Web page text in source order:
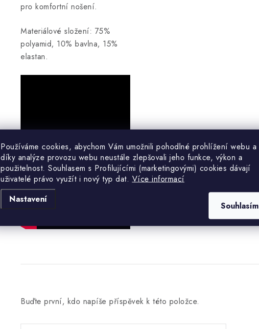
Používáme cookies, abychom Vám umožnili pohodlné prohlížení webu a
díky analýze provozu webu neustále zlepšovali jeho funkce, výkon a
použitelnost. Souhlasem s Profilujícími (marketingovými) cookies dávají
uživatelé právo využít i nový typ dat. Více informací
Nastavení
Souhlasím
pro komfortní nošení.
Materiálové složení: 75%
polyamid, 10% bavlna, 15%
elastan.
Buďte první, kdo napíše příspěvek k této položce.